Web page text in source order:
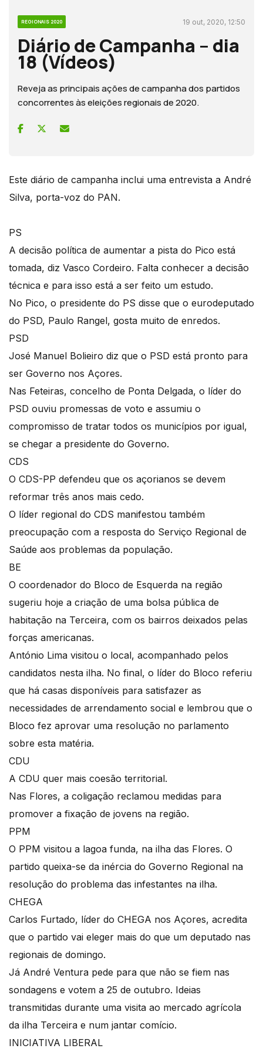
REGIONAIS 2020 19 out, 2020, 12:50
Diário de Campanha – dia
18 (Vídeos)
Reveja as principais ações de campanha dos partidos
concorrentes às eleições regionais de 2020.
Este diário de campanha inclui uma entrevista a André
Silva, porta-voz do PAN.
PS
A decisão política de aumentar a pista do Pico está
tomada, diz Vasco Cordeiro. Falta conhecer a decisão
técnica e para isso está a ser feito um estudo.
No Pico, o presidente do PS disse que o eurodeputado
do PSD, Paulo Rangel, gosta muito de enredos.
PSD
José Manuel Bolieiro diz que o PSD está pronto para
ser Governo nos Açores.
Nas Feteiras, concelho de Ponta Delgada, o líder do
PSD ouviu promessas de voto e assumiu o
compromisso de tratar todos os municípios por igual,
se chegar a presidente do Governo.
CDS
O CDS-PP defendeu que os açorianos se devem
reformar três anos mais cedo.
O líder regional do CDS manifestou também
preocupação com a resposta do Serviço Regional de
Saúde aos problemas da população.
BE
O coordenador do Bloco de Esquerda na região
sugeriu hoje a criação de uma bolsa pública de
habitação na Terceira, com os bairros deixados pelas
forças americanas.
António Lima visitou o local, acompanhado pelos
candidatos nesta ilha. No final, o líder do Bloco referiu
que há casas disponíveis para satisfazer as
necessidades de arrendamento social e lembrou que o
Bloco fez aprovar uma resolução no parlamento
sobre esta matéria.
CDU
A CDU quer mais coesão territorial.
Nas Flores, a coligação reclamou medidas para
promover a fixação de jovens na região.
PPM
O PPM visitou a lagoa funda, na ilha das Flores. O
partido queixa-se da inércia do Governo Regional na
resolução do problema das infestantes na ilha.
CHEGA
Carlos Furtado, líder do CHEGA nos Açores, acredita
que o partido vai eleger mais do que um deputado nas
regionais de domingo.
Já André Ventura pede para que não se fiem nas
sondagens e votem a 25 de outubro. Ideias
transmitidas durante uma visita ao mercado agrícola
da ilha Terceira e num jantar comício.
INICIATIVA LIBERAL